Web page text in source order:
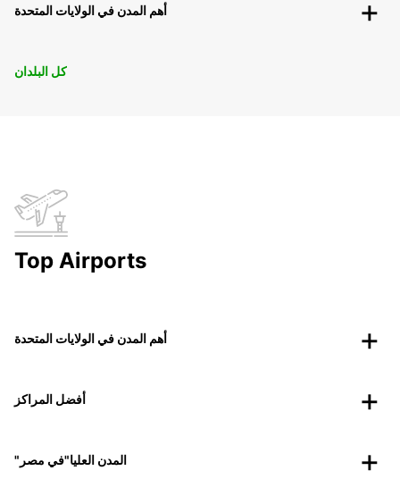
أهم المدن في الولايات المتحدة
كل البلدان
Top Airports
أهم المدن في الولايات المتحدة
أفضل المراكز
"المدن العليا"في مصر